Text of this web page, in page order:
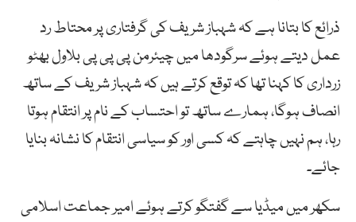
ذرائع کا بتانا ہے کہ شہباز شریف کی گرفتاری پر محتاط رد
عمل دیتے ہوئے سرگودھا میں چیئرمن پی پی پی بلاول بھٹو
زرداری کا کہنا تھا کہ توقع کرتے ہیں کہ شہباز شریف کے ساتھ
انصاف ہوگا، ہمارے ساتھ تو احتساب کے نام پر انتقام ہوتا
رہا، ہم نہیں چاہتے کہ کسی اور کو سیاسی انتقام کا نشانہ بنایا
جائے۔
سکھر میں میڈیا سے گفتگو کرتے ہوئے امیر جماعت اسلامی